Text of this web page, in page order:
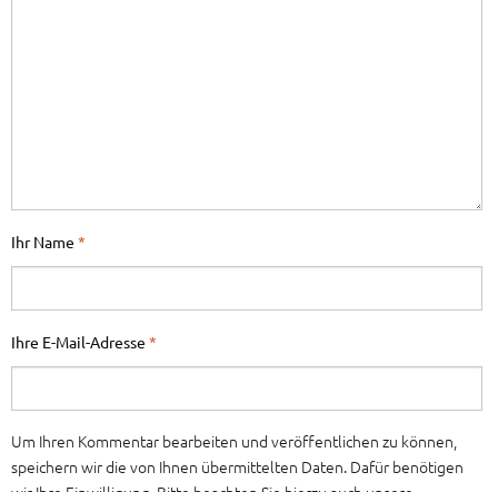
Ihr Name *
Ihre E-Mail-Adresse *
Um Ihren Kommentar bearbeiten und veröffentlichen zu können,
speichern wir die von Ihnen übermittelten Daten. Dafür benötigen